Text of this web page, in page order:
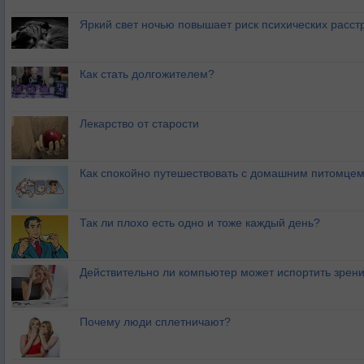
Яркий свет ночью повышает риск психических
Как стать долгожителем?
Лекарство от старости
Как спокойно путешествовать с домашним питомцем
Так ли плохо есть одно и тоже каждый день?
Действительно ли компьютер может испортить
Почему люди сплетничают?